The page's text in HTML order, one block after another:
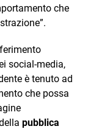
che
social-media,
è tenuto ad
che possa
pubblica